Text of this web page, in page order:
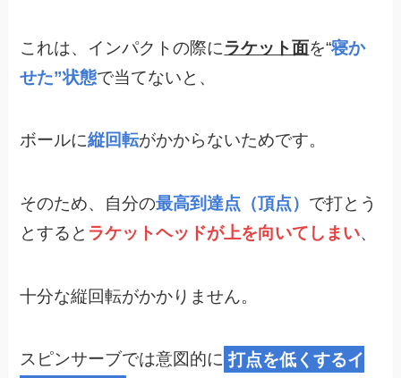
これは、インパクトの際にラケット面を“寝か
せた”状態で当てないと、
ボールに縦回転がかからないためです。
そのため、自分の最高到達点（頂点） で打とう
とすると ラケットヘッドが上を向いてしまい、
十分な縦回転がかかりません。
スピンサーブでは意図的に 打点を低くするイ